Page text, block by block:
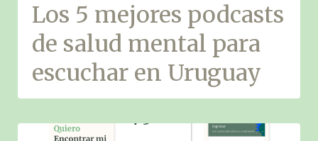
Los 5 mejores podcasts
de salud mental para
escuchar en Uruguay